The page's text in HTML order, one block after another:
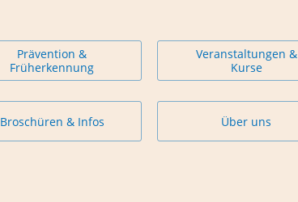
Prävention &
Früherkennung
Veranstaltungen &
Kurse
Broschüren & Infos Über uns